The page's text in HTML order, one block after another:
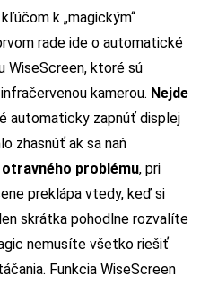
k „magickým“
rade ide o automatické
WiseScreen, ktoré sú
kamerou. Nejde
automaticky zapnúť displej
zhasnúť ak sa naň
otravného problému, pri
preklápa vtedy, keď si
skrátka pohodlne rozvalíte
nemusíte všetko riešiť
Funkcia WiseScreen